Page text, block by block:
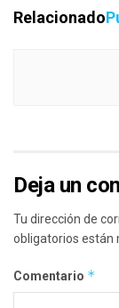
Relacionado
Deja un
Tu dirección de
obligatorios están
Comentario *